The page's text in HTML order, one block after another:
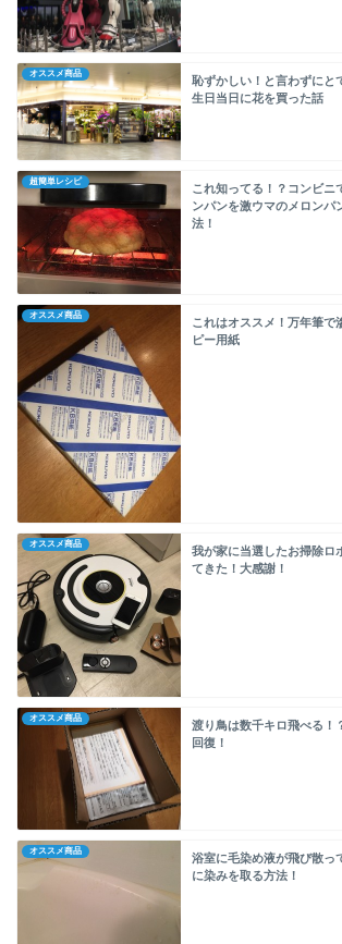
オススメ商品
恥ずかしい！と言わずにと
生日当日に花を買った話
超簡単レシピ
これ知ってる！？コンビニ
ンパンを激ウマのメロンパ
法！
オススメ商品
これはオススメ！万年筆で
ピー用紙
オススメ商品
我が家に当選したお掃除ロ
てきた！大感謝！
オススメ商品
渡り鳥は数千キロ飛べる！
回復！
オススメ商品
浴室に毛染め液が飛び散っ
に染みを取る方法！